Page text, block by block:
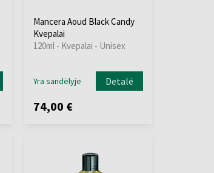
Mancera Aoud Black Candy
Kvepalai
120ml - Kvepalai - Unisex
Yra sandėlyje Detalė
74,00 €